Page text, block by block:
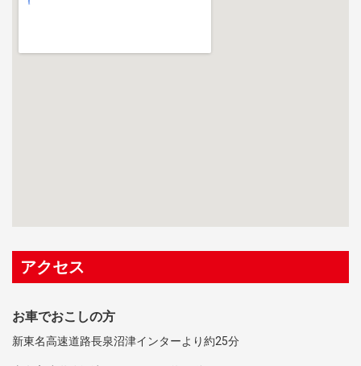
アクセス
お車でおこしの方
新東名高速道路長泉沼津インターより約25分